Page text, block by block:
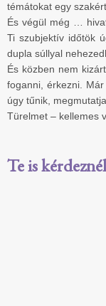
témátokat egy
És végül még …
Ti szubjektív időtök
dupla súllyal
És közben nem
foganni, érkezni.
úgy tűnik,
Türelmet – kellemes
Te is